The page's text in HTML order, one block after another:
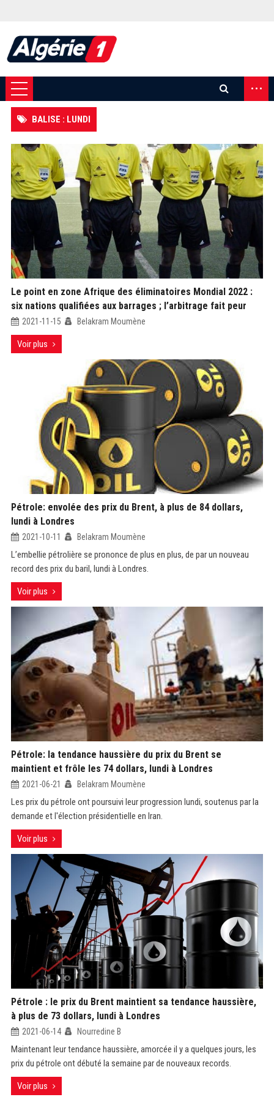
...
BALISE : LUNDI
Le point en zone Afrique des éliminatoires Mondial 2022 :
six nations qualifiées aux barrages ; l’arbitrage fait peur
2021-11-15 Belakram Moumène
Voir plus
Pétrole: envolée des prix du Brent, à plus de 84 dollars,
lundi à Londres
2021-10-11 Belakram Moumène
L’embellie pétrolière se prononce de plus en plus, de par un nouveau
record des prix du baril, lundi à Londres.
Voir plus
Pétrole: la tendance haussière du prix du Brent se
maintient et frôle les 74 dollars, lundi à Londres
2021-06-21 Belakram Moumène
Les prix du pétrole ont poursuivi leur progression lundi, soutenus par la
demande et l'élection présidentielle en Iran.
Voir plus
Pétrole : le prix du Brent maintient sa tendance haussière,
à plus de 73 dollars, lundi à Londres
2021-06-14 Nourredine B
Maintenant leur tendance haussière, amorcée il y a quelques jours, les
prix du pétrole ont débuté la semaine par de nouveaux records.
Voir plus